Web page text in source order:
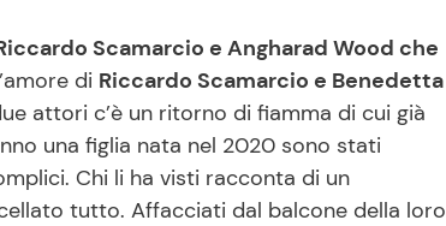
Scamarcio e Angharad Wood che
di Riccardo Scamarcio e Benedetta
attori c’è un ritorno di fiamma di cui già
una figlia nata nel 2020 sono stati
Chi li ha visti racconta di un
tutto. Affacciati dal balcone della loro